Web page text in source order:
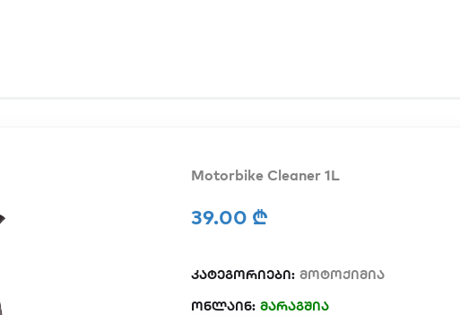
Motorbike Cleaner 1L
39.00 ₾
კატეგორიები: მოტოქიმია
ონლაინ: მარაგშია